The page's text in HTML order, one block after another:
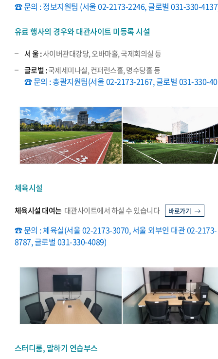
☎ 문의 : 정보지원팀 (서울 02-2173-2246, 글로벌 031-330-
유료 행사의 경우와 대관사이트 미등록 시설
서 울 :사이버관대강당, 오바마홀, 국제회의실 등
글로벌 :국제세미나실, 컨퍼런스홀, 명수당홀 등
☎ 문의 : 총괄지원팀(서울 02-2173-2167, 글로벌 031-330-
체육시설
체육시설 대여는 대관사이트에서 하실 수 있습니다 바로가기
☎ 문의 : 체육실(서울 02-2173-3070, 서울 외부인 대관 02-2173-
8787, 글로벌 031-330-4089)
스터디룸, 말하기 연습부스